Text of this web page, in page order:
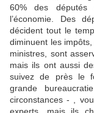
60% des députés
l’économie. Des
décident tout le
diminuent les
ministres, sont
mais ils ont aussi
suivez de près le
grande
circonstances - ,
experts, mais ils